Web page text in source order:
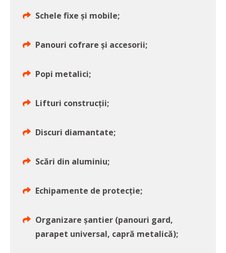
Schele fixe și mobile;
Panouri cofrare și accesorii;
Popi metalici;
Lifturi construcții;
Discuri diamantate;
Scări din aluminiu;
Echipamente de protecție;
Organizare șantier (panouri gard,
parapet universal, capră metalică);